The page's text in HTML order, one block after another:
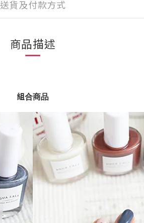
送貨及付款方式
商品描述
組合商品